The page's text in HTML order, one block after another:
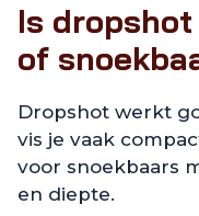
Is
of
Dropshot werkt
vis je vaak
voor snoekbaars
en diepte.